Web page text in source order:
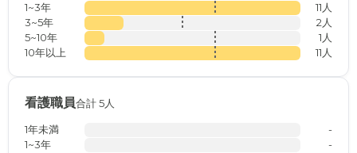
1~3年
11人
3~5年
2人
5~10年
1人
10年以上
11人
看護職員合計 5人
1年未満
-
1~3年
-